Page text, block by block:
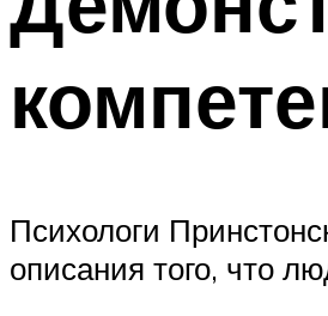
Психологи
описания того, что